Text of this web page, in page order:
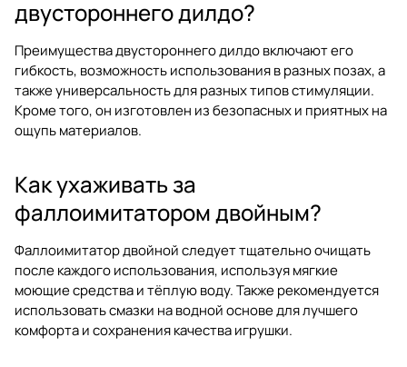
двустороннего дилдо?
Преимущества двустороннего дилдо включают его
гибкость, возможность использования в разных позах, а
также универсальность для разных типов стимуляции.
Кроме того, он изготовлен из безопасных и приятных на
ощупь материалов.
Как ухаживать за
фаллоимитатором двойным?
Фаллоимитатор двойной следует тщательно очищать
после каждого использования, используя мягкие
моющие средства и тёплую воду. Также рекомендуется
использовать смазки на водной основе для лучшего
комфорта и сохранения качества игрушки.